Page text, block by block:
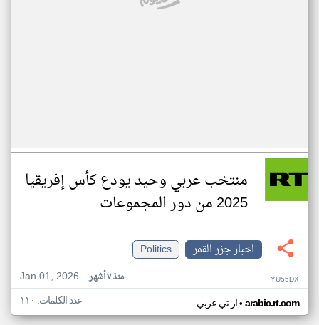
منتخب عربي وحيد يودع كأس إفريقيا
2025 من دور المجموعات
اخبار جزر القمر
Politics
Jan 01, 2026
منذ ٧ أشهر YU55DX
ار تي عربي• arabic.rt.com عدد الكلمات: ١١٠